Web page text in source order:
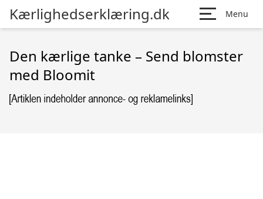
Kærlighedserklæring.dk Menu
Den kærlige tanke – Send blomster
med Bloomit